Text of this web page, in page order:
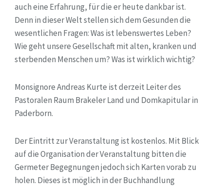
auch eine Erfahrung, für die er heute dankbar ist.
Denn in dieser Welt stellen sich dem Gesunden die
wesentlichen Fragen: Was ist lebenswertes Leben?
Wie geht unsere Gesellschaft mit alten, kranken und
sterbenden Menschen um? Was ist wirklich wichtig?
Monsignore Andreas Kurte ist derzeit Leiter des
Pastoralen Raum Brakeler Land und Domkapitular in
Paderborn.
Der Eintritt zur Veranstaltung ist kostenlos. Mit Blick
auf die Organisation der Veranstaltung bitten die
Germeter Begegnungen jedoch sich Karten vorab zu
holen. Dieses ist möglich in der Buchhandlung